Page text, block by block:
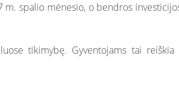
spalio mėnesio, o bendros
tikimybę. Gyventojams tai reiškia